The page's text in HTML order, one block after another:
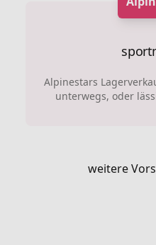
Alpinestars
unterwegs, oder
weitere